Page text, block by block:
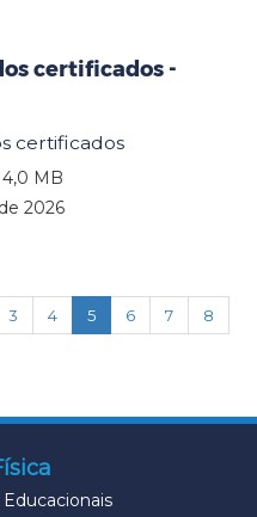
certificados -
certificados
MB
2026
3 4 5(current)
6 7
8